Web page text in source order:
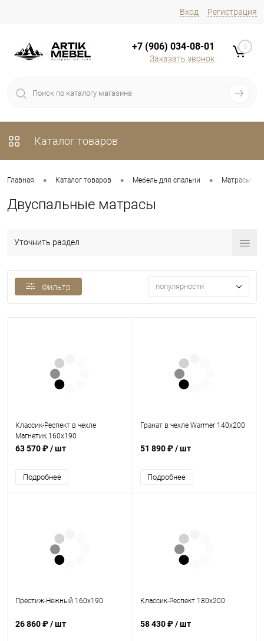
Вход Регистрация
+7 (906) 034-08-01
Заказать звонок
0
Каталог товаров
Главная • Каталог товаров • Мебель для спальни • Матрасы
Двуспальные матрасы
Уточнить раздел
Фильтр популярности
Классик-Респект в чехле
Магнетик 160х190
63 570 ₽/ шт
Подробнее
Гранат в чехле Warmer 140х200
51 890 ₽/ шт
Подробнее
Престиж-Нежный 160х190
26 860 ₽/ шт
Классик-Респект 180х200
58 430 ₽/ шт